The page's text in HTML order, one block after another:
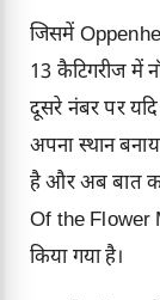
जिसमें
13 कैटिगरीज में
दूसरे नंबर पर
अपना स्थान
है और अब बात
Of the Flower
किया गया है।